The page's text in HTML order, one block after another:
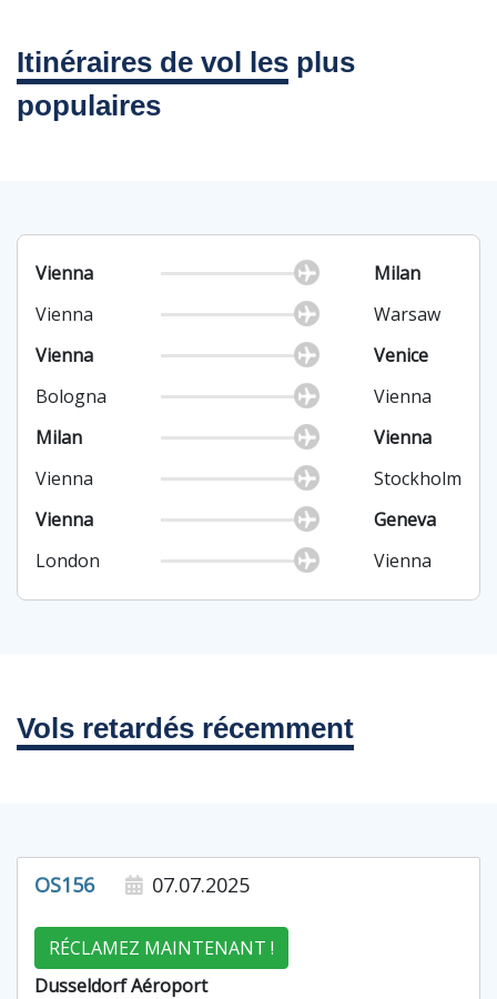
Itinéraires de vol les plus
populaires
Vienna
Milan
Vienna
Warsaw
Vienna
Venice
Bologna
Vienna
Milan
Vienna
Vienna
Stockholm
Vienna
Geneva
London
Vienna
Vols retardés récemment
OS156 07.07.2025
RÉCLAMEZ MAINTENANT !
Dusseldorf Aéroport